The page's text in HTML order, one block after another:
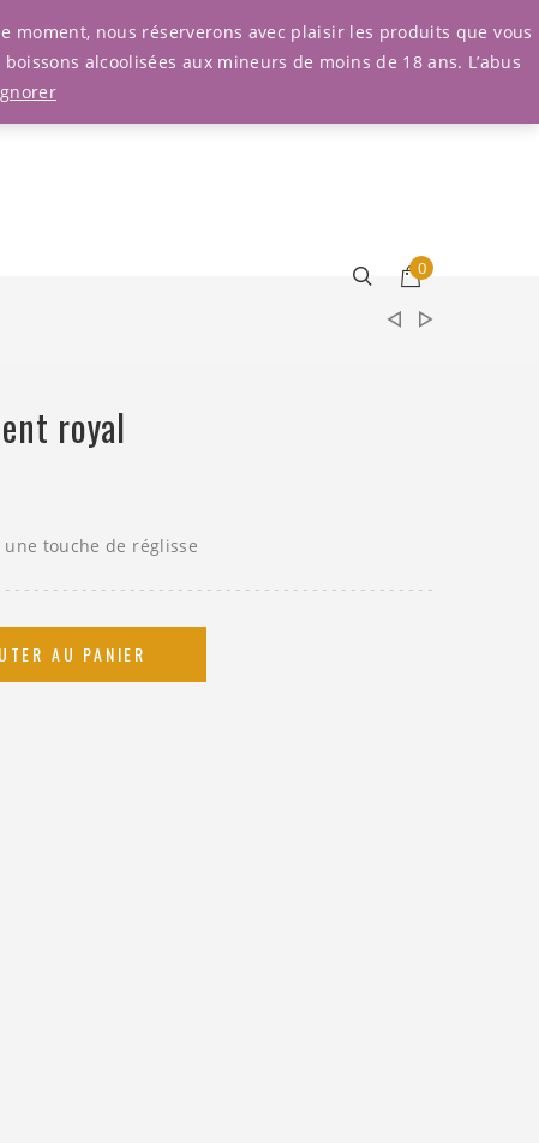
Connexion
0
royal
touche de réglisse
AU PANIER
nous réserverons avec plaisir les produits que vous
alcoolisées aux mineurs de moins de 18 ans. L’abus